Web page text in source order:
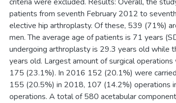
patients from seventh February 2012 to
elective hip arthroplasty. Of these, 539 (71%)
men. The average age of patients is 71 years
undergoing arthroplasty is 29.3 years old while
years old. Largest amount of surgical
175 (23.1%). In 2016 152 (20.1%) were
155 (20.5%) in 2018, 107 (14.2%) operations
operations. A total of 580 acetabular